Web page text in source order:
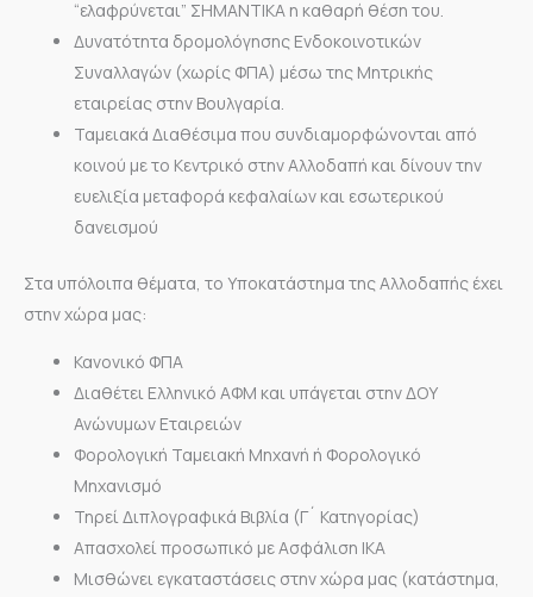
“ελαφρύνεται” ΣΗΜΑΝΤΙΚΑ η καθαρή θέση του.
Δυνατότητα δρομολόγησης Ενδοκοινοτικών
Συναλλαγών (χωρίς ΦΠΑ) μέσω της Μητρικής
εταιρείας στην Βουλγαρία.
Ταμειακά Διαθέσιμα που συνδιαμορφώνονται από
κοινού με το Κεντρικό στην Αλλοδαπή και δίνουν την
ευελιξία μεταφορά κεφαλαίων και εσωτερικού
δανεισμού
Στα υπόλοιπα θέματα, το Υποκατάστημα της Αλλοδαπής έχει
στην χώρα μας:
Κανονικό ΦΠΑ
Διαθέτει Ελληνικό ΑΦΜ και υπάγεται στην ΔΟΥ
Ανώνυμων Εταιρειών
Φορολογική Ταμειακή Μηχανή ή Φορολογικό
Μηχανισμό
Τηρεί Διπλογραφικά Βιβλία (Γ´ Κατηγορίας)
Απασχολεί προσωπικό με Ασφάλιση ΙΚΑ
Μισθώνει εγκαταστάσεις στην χώρα μας (κατάστημα,